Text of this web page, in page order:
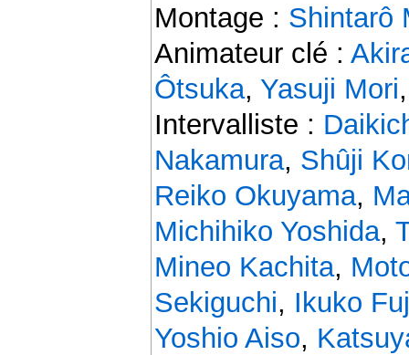
Montage : Shintarô
Animateur clé :
Ôtsuka, Yasuji Mori
Intervalliste :
Nakamura, Shûji
Reiko Okuyama,
Michihiko Yoshida,
Mineo Kachita,
Sekiguchi, Ikuko
Yoshio Aiso,